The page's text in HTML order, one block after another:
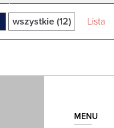
wszystkie (12) Lista
MENU